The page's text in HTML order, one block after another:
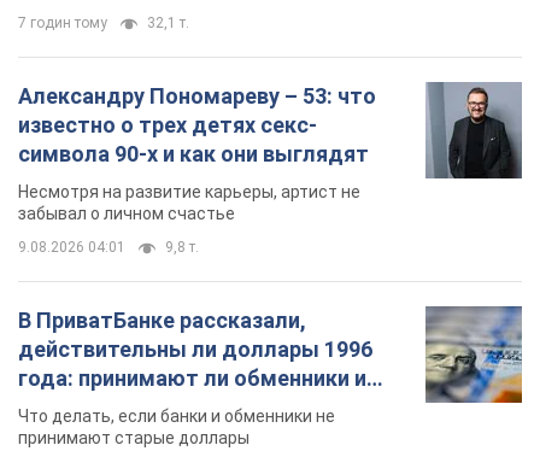
7 годин тому 32,1 т.
Александру Пономареву – 53: что
известно о трех детях секс-
символа 90-х и как они выглядят
Несмотря на развитие карьеры, артист не
забывал о личном счастье
9.08.2026 04:01 9,8 т.
В ПриватБанке рассказали,
действительны ли доллары 1996
года: принимают ли обменники и
банки такие купюры
Что делать, если банки и обменники не
принимают старые доллары